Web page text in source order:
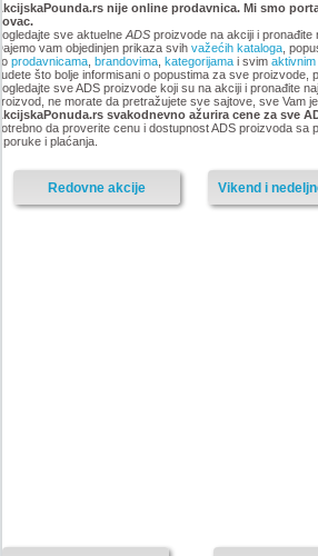
nije online prodavnica. Mi smo
sve aktuelne ADSproizvode na akciji i pronađite
vam objedinjen prikaza svih važećih kataloga,
prodavnicama, brandovima, kategorijamai svim
što bolje informisani o popustima za sve proizvode,
sve ADS proizvode koji su na akciji i pronađite
ne morate da pretražujete sve sajtove, sve Vam
svakodnevno ažurira cene za sve
da proverite cenu i dostupnost ADS proizvoda sa
i plaćanja.
Vikend i
Redovne akcije